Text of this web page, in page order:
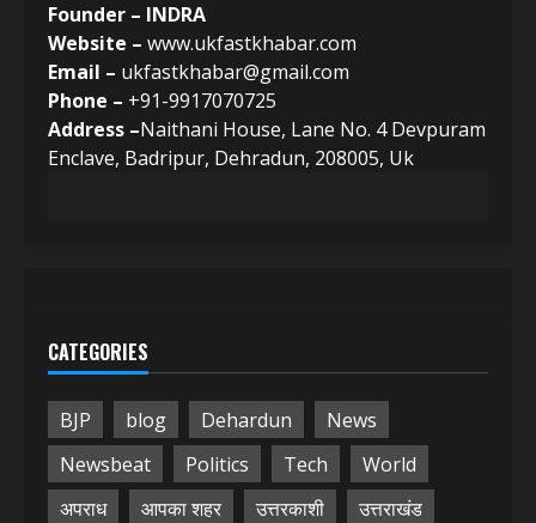
Founder – INDRA
Website – www.ukfastkhabar.com
Email – ukfastkhabar@gmail.com
Phone – +91-9917070725
Address –Naithani House, Lane No. 4 Devpuram
Enclave, Badripur, Dehradun, 208005, Uk
CATEGORIES
BJP blog Dehardun
News
Newsbeat
Politics Tech
World
अपराध
आपका शहर उत्तरकाशी
उत्तराखंड